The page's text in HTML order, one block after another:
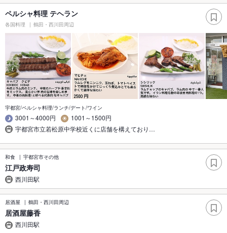
ペルシャ料理 テヘラン
各国料理 鶴田・西川田周辺
宇都宮/ペルシャ料理/ランチ/デート/ワイン
3001～4000円
1001～1500円
宇都宮市立若松原中学校近くに店舗を構えており…
和食 宇都宮市その他
江戸政寿司
西川田駅
居酒屋 鶴田・西川田周辺
居酒屋藤香
西川田駅